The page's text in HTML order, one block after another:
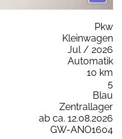
Pkw
Kleinwagen
Jul / 2026
Automatik
10 km
5
Blau
Zentrallager
ab ca. 12.08.2026
GW-ANO1604